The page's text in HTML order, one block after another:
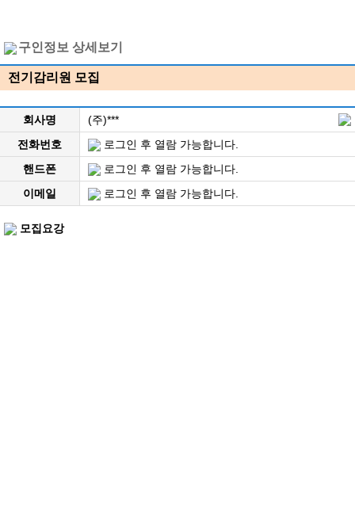
구인정보 상세보기
전기감리원 모집
회사명
(주)***
전화번호
로그인 후 열람 가능합니다.
핸드폰
로그인 후 열람 가능합니다.
이메일
로그인 후 열람 가능합니다.
모집요강